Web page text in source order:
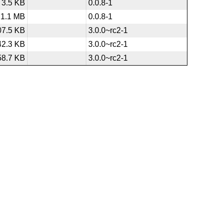
3.5 KB
0.0.8-1
1.1 MB
0.0.8-1
KB
3.0.0~rc2-1
KB
3.0.0~rc2-1
KB 3.0.0~rc2-1